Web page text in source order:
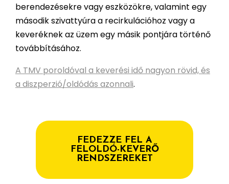
berendezésekre vagy eszközökre, valamint egy
második szivattyúra a recirkulációhoz vagy a
keveréknek az üzem egy másik pontjára történő
továbbításához.
A TMV poroldóval a keverési idő nagyon rövid, és
a diszperzió/oldódás azonnali.
FEDEZZE FEL A
FELOLDÓ-KEVERŐ
RENDSZEREKET